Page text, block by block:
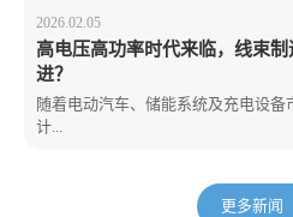
2026.02.05
高电压高功率时代来临，线束
进？
随着电动汽车、储能系统及充电设
计...
更多新闻